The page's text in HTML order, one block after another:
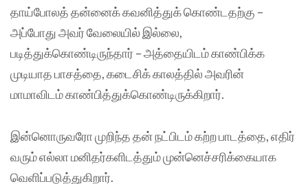
தாய்போலத் தன்னைக் கவனித்துக் கொண்டதற்கு –
அப்போது அவர் வேலையில் இல்லை,
படித்துக்கொண்டிருந்தார் – அத்தையிடம் காண்பிக்க
முடியாத பாசத்தை, கடைசிக் காலத்தில் அவரின்
மாமாவிடம் காண்பித்துக்கொண்டிருக்கிறார்.
இன்னொருவரோ முறிந்த தன் நட்பிடம் கற்ற பாடத்தை, எதிர்
வரும் எல்லா மனிதர்களிடத்தும் முன்னெச்சரிக்கையாக
வெளிப்படுத்துகிறார்.